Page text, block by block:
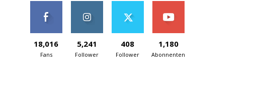
18,016
Fans
5,241
Follower
408
Follower
1,180
Abonnenten